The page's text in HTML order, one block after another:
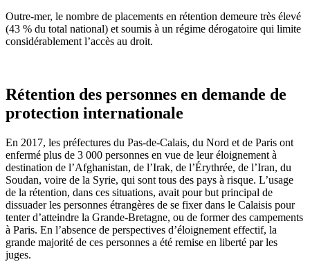
Outre-mer, le nombre de placements en rétention demeure très élevé
(43 % du total national) et soumis à un régime dérogatoire qui limite
considérablement l’accès au droit.
Rétention des personnes en demande de
protection internationale
En 2017, les préfectures du Pas-de-Calais, du Nord et de Paris ont
enfermé plus de 3 000 personnes en vue de leur éloignement à
destination de l’Afghanistan, de l’Irak, de l’Érythrée, de l’Iran, du
Soudan, voire de la Syrie, qui sont tous des pays à risque. L’usage
de la rétention, dans ces situations, avait pour but principal de
dissuader les personnes étrangères de se fixer dans le Calaisis pour
tenter d’atteindre la Grande-Bretagne, ou de former des campements
à Paris. En l’absence de perspectives d’éloignement effectif, la
grande majorité de ces personnes a été remise en liberté par les
juges.